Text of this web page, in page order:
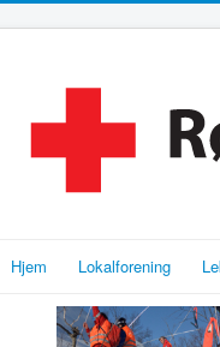
Hjem Lokalforening